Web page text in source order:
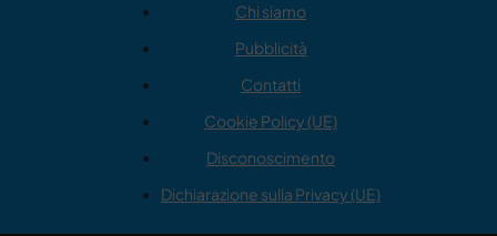
Chi siamo
Pubblicità
Contatti
Cookie Policy (UE)
Disconoscimento
Dichiarazione sulla Privacy (UE)